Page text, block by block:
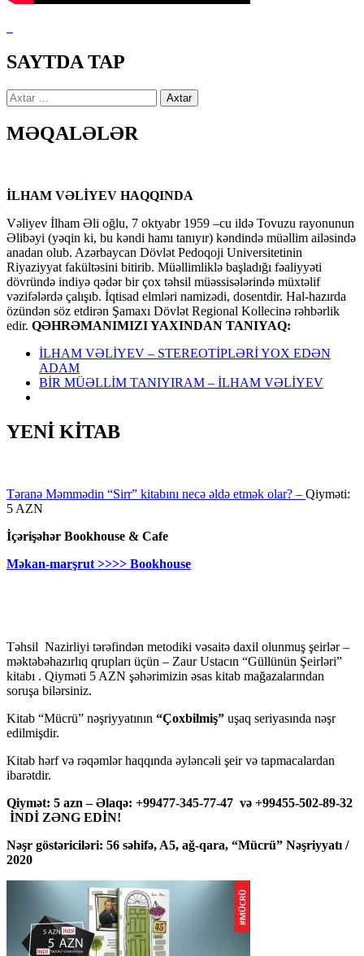
SAYTDA TAP
Axtarış:
MƏQALƏLƏR
İLHAM VƏLİYEV HAQQINDA
Vəliyev İlham Əli oğlu, 7 oktyabr 1959 –cu ildə Tovuzu rayonunun
Əlibəyi (yəqin ki, bu kəndi hamı tanıyır) kəndində müəllim ailəsində
anadan olub. Azərbaycan Dövlət Pedoqoji Universitetinin
Riyaziyyat fakültəsini bitirib. Müəllimliklə başladığı fəaliyyəti
dövründə indiyə qədər bir çox təhsil müəssisələrində müxtəlif
vəzifələrdə çalışıb. İqtisad elmləri namizədi, dosentdir. Hal-hazırda
özündən söz etdirən Şamaxı Dövlət Regional Kollecinə rəhbərlik
edir. QƏHRƏMANIMIZI YAXINDAN TANIYAQ:
İLHAM VƏLİYEV – STEREOTİPLƏRİ YOX EDƏN
ADAM
BİR MÜƏLLİM TANIYIRAM – İLHAM VƏLİYEV
YENİ KİTAB
Təranə Məmmədin “Sirr” kitabını necə əldə etmək olar? – Qiyməti:
5 AZN
İçərişəhər Bookhouse & Cafe
Məkan-marşrut >>>> Bookhouse
Təhsil Nazirliyi tərəfindən metodiki vəsaitə daxil olunmuş şeirlər –
məktəbəhazırlıq qrupları üçün – Zaur Ustacın “Güllünün Şeirləri”
kitabı . Qiyməti 5 AZN şəhərimizin əsas kitab mağazalarından
soruşa bilərsiniz.
Kitab “Mücrü” nəşriyyatının “Çoxbilmiş” uşaq seriyasında nəşr
edilmişdir.
Kitab hərf və rəqəmlər haqqında əyləncəli şeir və tapmacalardan
ibarətdir.
Qiymət: 5 azn – Əlaqə: +99477-345-77-47 və +99455-502-89-32
İNDİ ZƏNG EDİN!
Nəşr göstəriciləri: 56 səhifə, A5, ağ-qara, “Mücrü” Nəşriyyatı /
2020